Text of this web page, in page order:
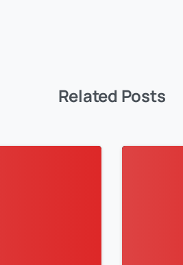
Related Posts